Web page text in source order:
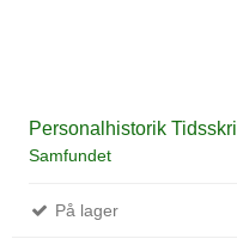
Personalhistorik
Samfundet
På lager